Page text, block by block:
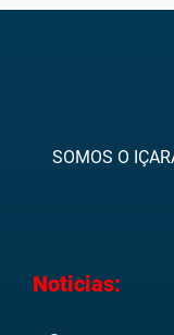
SOMOS O
Noticias: